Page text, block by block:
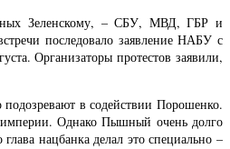
Зеленскому, – СБУ, МВД, ГБР и
последовало заявление НАБУ с
Организаторы протестов заявили,
в содействии Порошенко.
империи. Однако Пышный очень долго
нацбанка делал это специально –